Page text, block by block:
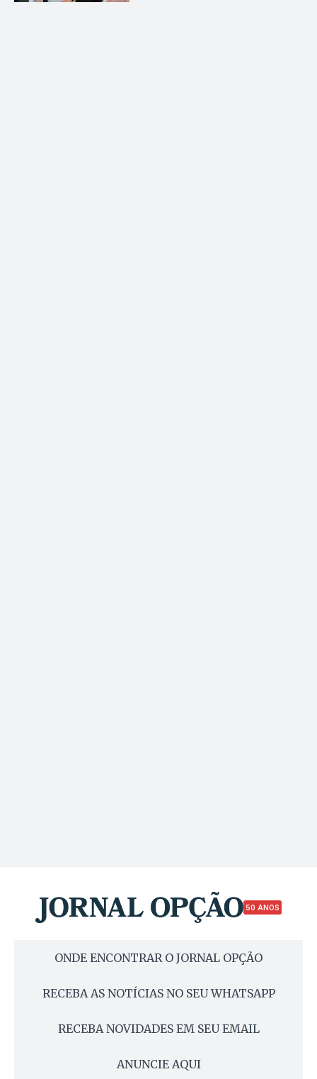
50 ANOS
ONDE ENCONTRAR O JORNAL OPÇÃO
RECEBA AS NOTÍCIAS NO SEU WHATSAPP
RECEBA NOVIDADES EM SEU EMAIL
ANUNCIE AQUI